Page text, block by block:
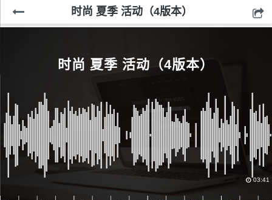
时尚 夏季 活动（4版本）
时尚 夏季 活动（4版本）
03:41